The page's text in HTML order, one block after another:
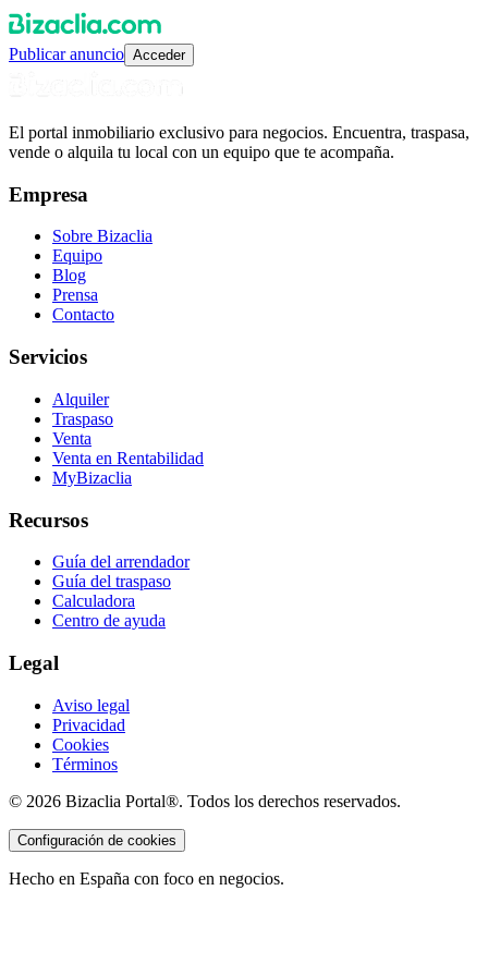
Publicar anuncio Acceder
El portal inmobiliario exclusivo para negocios. Encuentra, traspasa,
vende o alquila tu local con un equipo que te acompaña.
Empresa
Sobre Bizaclia
Equipo
Blog
Prensa
Contacto
Servicios
Alquiler
Traspaso
Venta
Venta en Rentabilidad
MyBizaclia
Recursos
Guía del arrendador
Guía del traspaso
Calculadora
Centro de ayuda
Legal
Aviso legal
Privacidad
Cookies
Términos
© 2026 Bizaclia Portal®. Todos los derechos reservados.
Configuración de cookies
Hecho en España con foco en negocios.